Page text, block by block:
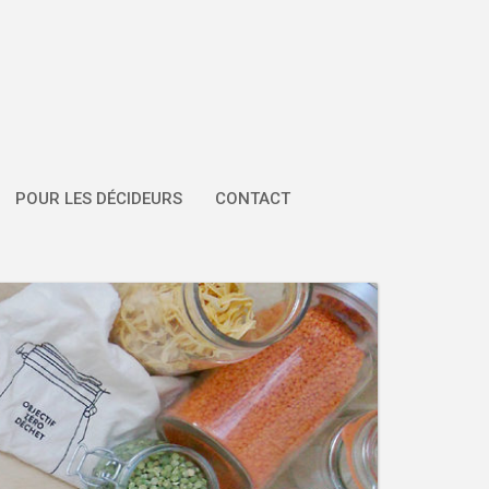
POUR LES DÉCIDEURS CONTACT